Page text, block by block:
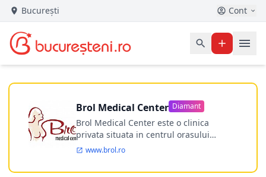
București Cont
Brol Medical Center Diamant
Brol Medical Center este o clinica
privata situata in centrul orasului
Timisoara avand o experienta de
Incepand din anul 2009 clinica isi
www.brol.ro